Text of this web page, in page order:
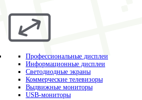
Профессиональные дисплеи
Информационные дисплеи
Светодиодные экраны
Коммерческие телевизоры
Выдвижные мониторы
USB-мониторы